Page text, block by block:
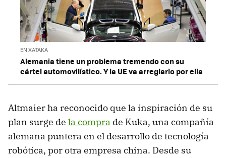
EN XATAKA
Alemania tiene un problema tremendo con su
cártel automovilístico. Y la UE va arreglarlo por ella
Altmaier ha reconocido que la inspiración de su
plan surge de la compra de Kuka, una compañía
alemana puntera en el desarrollo de tecnología
robótica, por otra empresa china. Desde su